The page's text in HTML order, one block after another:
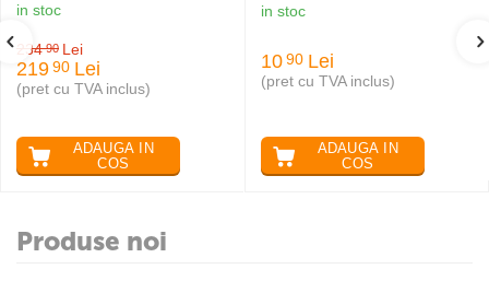
in stoc
234 90 Lei
219 90 Lei
(pret cu TVA inclus)
ADAUGA IN
COS
in stoc
10 90 Lei
(pret cu TVA inclus)
ADAUGA IN
COS
Produse noi